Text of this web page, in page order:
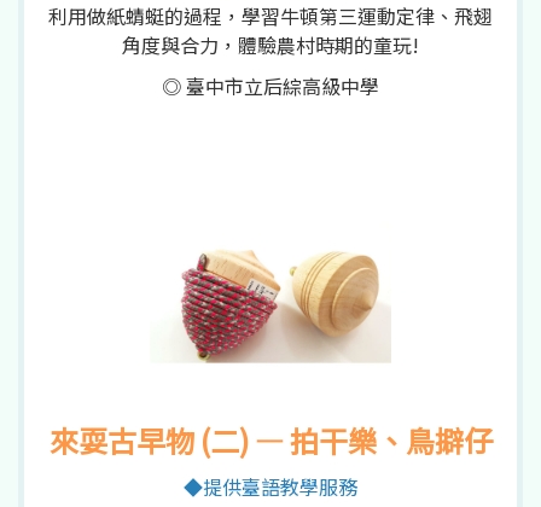
利用做紙蜻蜓的過程，學習牛頓第三運動定律、飛翅
角度與合力，體驗農村時期的童玩!
◎ 臺中市立后綜高級中學
來耍古早物 (二) — 拍干樂、鳥擗仔
◆提供臺語教學服務